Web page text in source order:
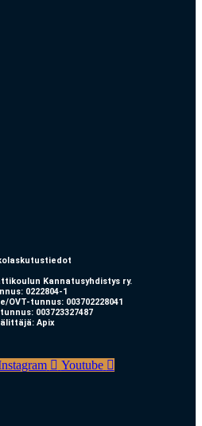
Kannatusyhdistys ry.
0222804-1
OVT-tunnus: 003702228041
003723327487
Apix
Youtube